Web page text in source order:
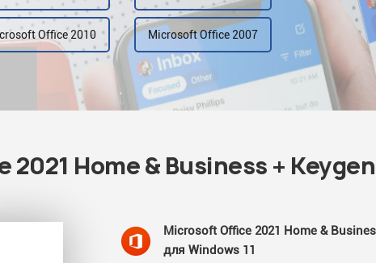
Office 2010 Microsoft Office 2007
Home & Business + Keygen
Microsoft Office 2021 Home &
для Windows 11